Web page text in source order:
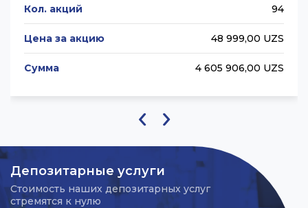
Кол. акций 94
Цена за акцию 48 999,00 UZS
Сумма 4 605 906,00 UZS
Депозитарные услуги
Стоимость наших депозитарных услуг
стремятся к нулю